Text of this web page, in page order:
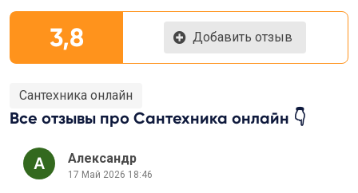
3,8 Добавить отзыв
Сантехника онлайн
Все отзывы про Сантехника онлайн 👇
Александр
17 Май 2026 18:46